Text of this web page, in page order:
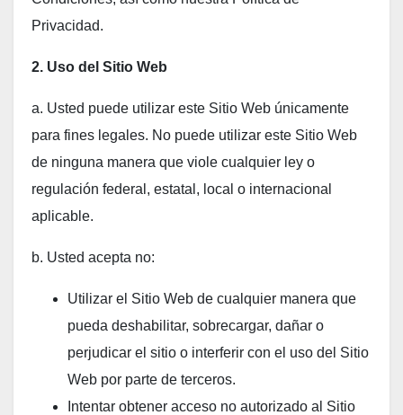
Privacidad.
2. Uso del Sitio Web
a. Usted puede utilizar este Sitio Web únicamente
para fines legales. No puede utilizar este Sitio Web
de ninguna manera que viole cualquier ley o
regulación federal, estatal, local o internacional
aplicable.
b. Usted acepta no:
Utilizar el Sitio Web de cualquier manera que
pueda deshabilitar, sobrecargar, dañar o
perjudicar el sitio o interferir con el uso del Sitio
Web por parte de terceros.
Intentar obtener acceso no autorizado al Sitio